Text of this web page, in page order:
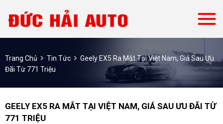
Trang Chủ Tin Tức
Geely EX5 Ra Mắt Tại Việt Nam, Giá Sau Ưu
Đãi Từ 771 Triệu
GEELY EX5 RA MẮT TẠI VIỆT NAM, GIÁ SAU ƯU ĐÃI TỪ
771 TRIỆU